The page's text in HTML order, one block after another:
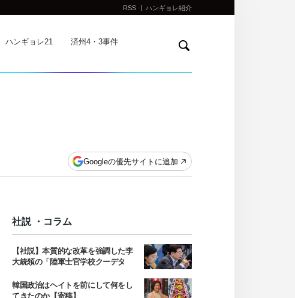
ハンギョレ21 済州4・3事件
検
RSS ハンギョレ紹介
Googleの優先サイトに追加
社説 ・コラム
【社説】本質的な改革を強調した李
大統領の「陸軍士官学校クーデタ
韓国政治はヘイトを前にして何をし
てきたのか【寄稿】